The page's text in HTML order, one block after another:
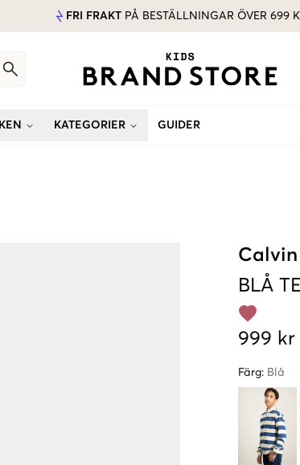
FRI FRAKT PÅ BESTÄLLNINGAR ÖVER 699
KATEGORIER GUIDER
BLÅ
999 kr
Färg: Blå